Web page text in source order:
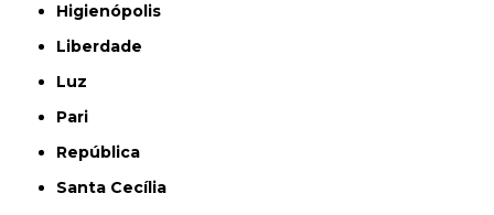
Higienópolis
Liberdade
Luz
Pari
República
Santa Cecília